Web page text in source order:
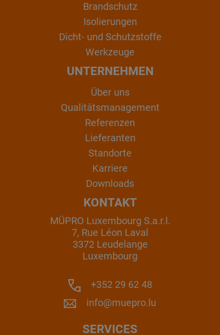
Brandschutz
Isolierungen
Dicht- und Schutzstoffe
Werkzeuge
UNTERNEHMEN
Über uns
Qualitätsmanagement
Referenzen
Lieferanten
Standorte
Karriere
Downloads
KONTAKT
MÜPRO Luxembourg S.a.r.l.
7, Rue Léon Laval
3372 Leudelange
Luxembourg
+352 29 62 48
info@muepro.lu
SERVICES